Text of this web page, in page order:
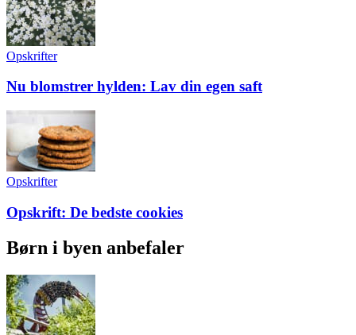
Opskrifter
Nu blomstrer hylden: Lav din egen saft
Opskrifter
Opskrift: De bedste cookies
Børn i byen anbefaler